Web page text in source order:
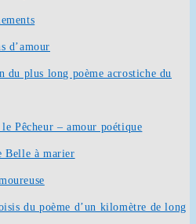
d’amour
du plus long poème acrostiche du
Pêcheur – amour poétique
Belle à marier
du poème d’un kilomètre de long